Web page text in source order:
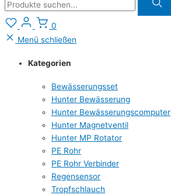
0
Menü schließen
Kategorien
Bewässerungsset
Hunter Bewässerung
Hunter Bewässerungscomputer
Hunter Magnetventil
Hunter MP Rotator
PE Rohr
PE Rohr Verbinder
Regensensor
Tropfschlauch